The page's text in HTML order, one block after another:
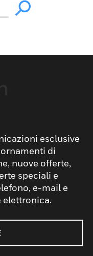
esclusive
di
nuove offerte,
speciali e
e-mail e
elettronica.